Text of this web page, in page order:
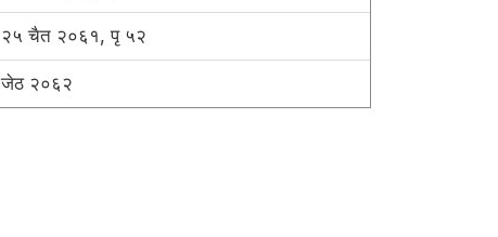
२५ चैत २०६१, पृ ५२
जेठ २०६२